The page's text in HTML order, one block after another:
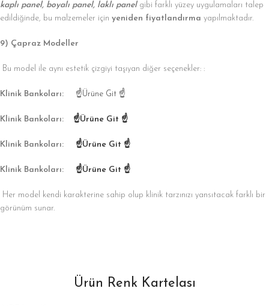
kaplı panel, boyalı panel, laklı panel gibi farklı yüzey uygulamaları talep
edildiğinde, bu malzemeler için yeniden fiyatlandırma yapılmaktadır.
9) Çapraz Modeller
Bu model ile aynı estetik çizgiyi taşıyan diğer seçenekler: :
Klinik Bankoları: ☝Ürüne Git ☝
Klinik Bankoları: ☝Ürüne Git ☝
Klinik Bankoları: ☝Ürüne Git ☝
Klinik Bankoları: ☝Ürüne Git ☝
Her model kendi karakterine sahip olup klinik tarzınızı yansıtacak farklı bir
görünüm sunar.
Ürün Renk Kartelası